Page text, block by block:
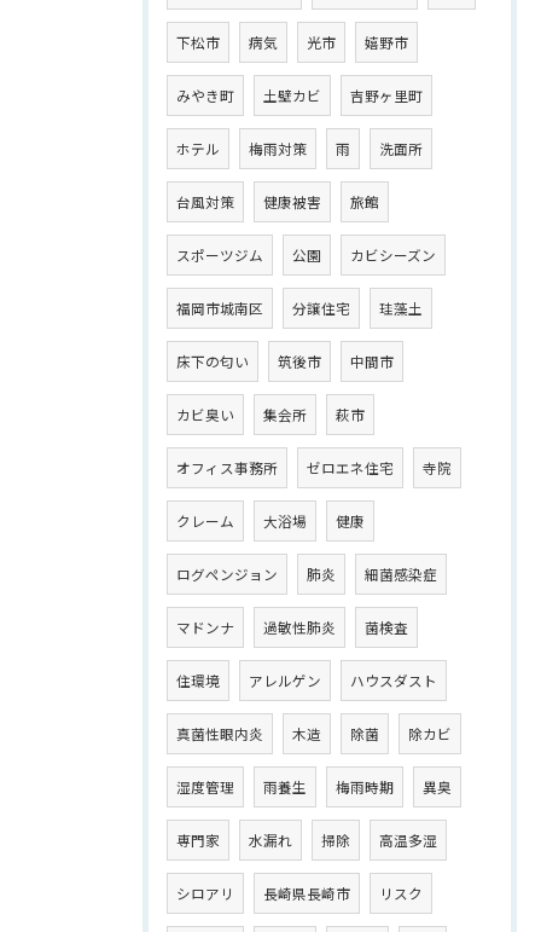
下松市 病気 光市 嬉野市
みやき町 土壁カビ 吉野ヶ里町
ホテル 梅雨対策 雨 洗面所
台風対策 健康被害 旅館
スポーツジム 公園 カビシーズン
福岡市城南区 分譲住宅 珪藻土
床下の匂い 筑後市 中間市
カビ臭い 集会所 萩市
オフィス事務所 ゼロエネ住宅 寺院
クレーム 大浴場 健康
ログペンジョン 肺炎 細菌感染症
マドンナ 過敏性肺炎 菌検査
住環境 アレルゲン ハウスダスト
真菌性眼内炎 木造 除菌 除カビ
湿度管理 雨養生 梅雨時期 異臭
専門家 水漏れ 掃除 高温多湿
シロアリ 長崎県長崎市 リスク